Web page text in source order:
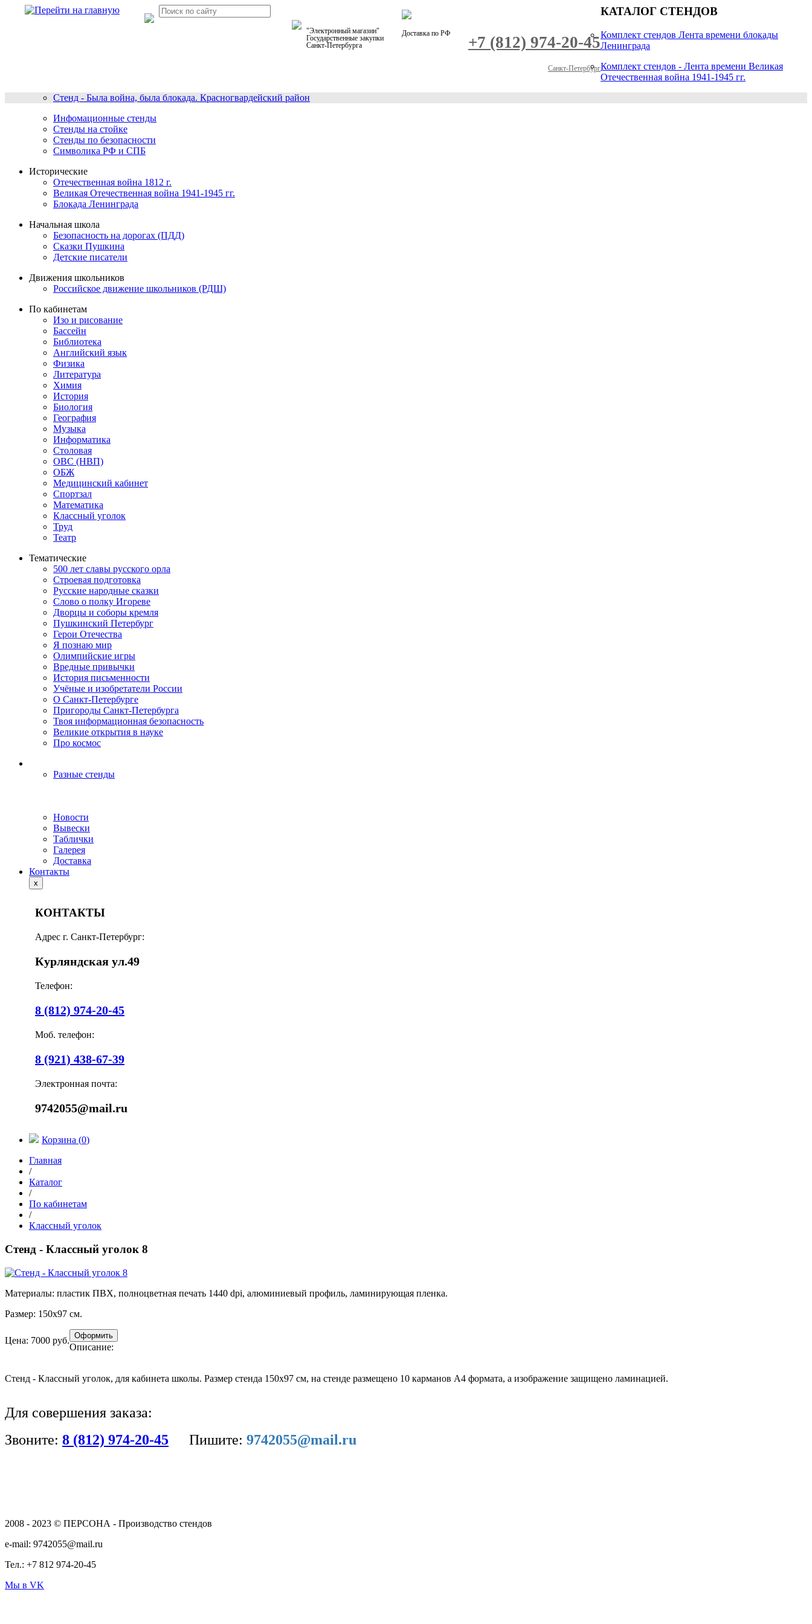
"Электронный магазин"
Государственные закупки
Санкт-Петербурга
Доставка по РФ +7 (812) 974-20-45
Санкт-Петербург
КАТАЛОГ СТЕНДОВ
Комплект стендов Лента времени блокады
Ленинграда
Комплект стендов - Лента времени Великая
Отечественная война 1941-1945 гг.
Стенд - Была война, была блокада. Красногвардейский район
Инфомационные стенды
Стенды на стойке
Стенды по безопасности
Символика РФ и СПБ
Исторические
Отечественная война 1812 г.
Великая Отечественная война 1941-1945 гг.
Блокада Ленинграда
Начальная школа
Безопасность на дорогах (ПДД)
Сказки Пушкина
Детские писатели
Движения школьников
Российское движение школьников (РДШ)
По кабинетам
Изо и рисование
Бассейн
Библиотека
Английский язык
Физика
Литература
Химия
История
Биология
География
Музыка
Информатика
Столовая
ОВС (НВП)
ОБЖ
Медицинский кабинет
Спортзал
Математика
Классный уголок
Труд
Театр
Тематические
500 лет славы русского орла
Строевая подготовка
Русские народные сказки
Слово о полку Игореве
Дворцы и соборы кремля
Пушкинский Петербург
Герои Отечества
Я познаю мир
Олимпийские игры
Вредные привычки
История письменности
Учёные и изобретатели России
О Санкт-Петербурге
Пригороды Санкт-Петербурга
Твоя информационная безопасность
Великие открытия в науке
Про космос
Разные стенды
Новости
Вывески
Таблички
Галерея
Доставка
Контакты
x
КОНТАКТЫ
Адрес г. Санкт-Петербург:
Курляндская ул.49
Телефон:
8 (812) 974-20-45
Моб. телефон:
8 (921) 438-67-39
Электронная почта:
9742055@mail.ru
Корзина (0)
Главная
/
Каталог
/
По кабинетам
/
Классный уголок
Стенд - Классный уголок 8
Материалы: пластик ПВХ, полноцветная печать 1440 dpi, алюминиевый профиль, ламинирующая пленка.
Размер: 150х97 см.
Цена: 7000 руб.
Описание:
Стенд - Классный уголок, для кабинета школы. Размер стенда 150х97 см, на стенде размещено 10 карманов А4 формата, а изображение защищено ламинацией.
Для совершения заказа:
Звоните: 8 (812) 974-20-45 Пишите: 9742055@mail.ru
2008 - 2023 © ПЕРСОНА - Производство стендов
e-mail: 9742055@mail.ru
Тел.: +7 812 974-20-45
Мы в VK